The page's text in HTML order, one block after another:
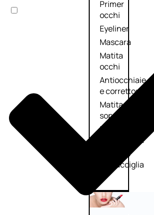
Primer
occhi
Eyeliner
Mascara
Matita
occhi
Antiocchiaie
e correttori
Matita
sopracciglia
Mascara
sopracciglia
Fissante
sopracciglia